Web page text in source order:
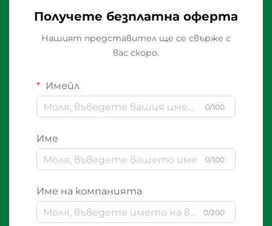
Получете безплатна оферта
Нашият представител ще се свърже с
вас скоро.
Имейл
0/100
Име
0/100
Име на компанията
0/200